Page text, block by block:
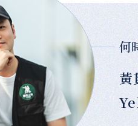
何
黃